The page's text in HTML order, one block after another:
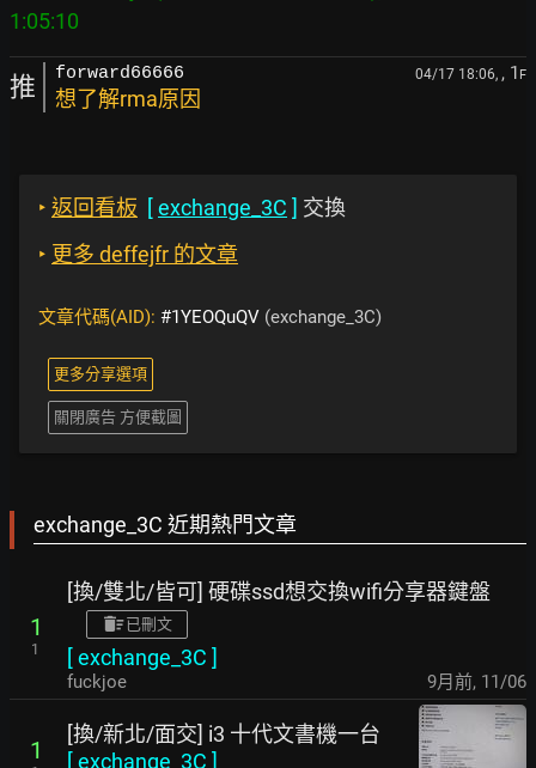
推 forward66666 04/17 18:06, , 1 F
想了解rma原因
‣ 返回看板 [exchange_3C ] 交換
‣ 更多 deffejfr 的文章
文章代碼(AID): #1YEOQuQV (exchange_3C)
更多分享選項
關閉廣告 方便截圖
exchange_3C 近期熱門文章
1
1
[換/雙北/皆可] 硬碟ssd想交換wifi分享器鍵盤
已刪文
[exchange_3C ]
fuckjoe 9月前, 11/06
1
[換/新北/面交] i3 十代文書機一台
[exchange_3C ]